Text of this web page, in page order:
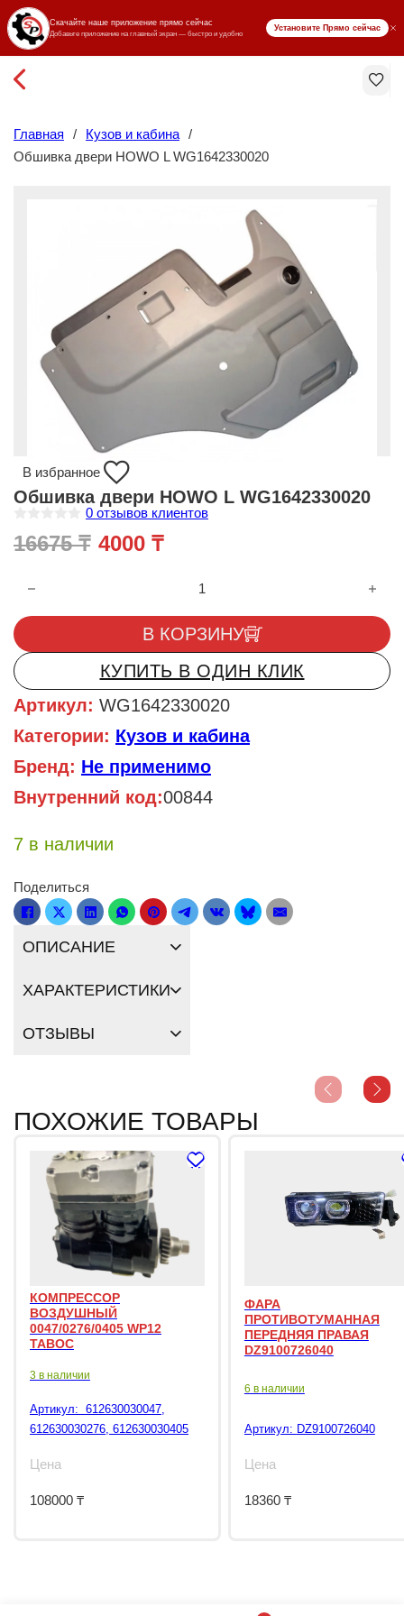
₸ KZT
Главная / Кузов и кабина /
Обшивка двери HOWO L WG1642330020
В избранное
Обшивка двери HOWO L WG1642330020
ц
е
и
з
5
0 отзывов клиентов
16675₸ Первоначальная цена
4000 ₸Текущая цена: 4000 ₸.
Количество товара Обшивка двери HOWO L WG1642330020
В КОРЗИНУ
КУПИТЬ В ОДИН КЛИК
Артикул: WG1642330020
Категории: Кузов и кабина
Бренд: Не применимо
Внутренний код:00844
7 в наличии
Поделиться
ОПИСАНИЕ
ХАРАКТЕРИСТИКИ
ОТЗЫВЫ
ПОХОЖИЕ ТОВАРЫ
КОМПРЕССОР
ВОЗДУШНЫЙ
0047/0276/0405 WP12
TABOC
3 в наличии
Артикул: 612630030047,
612630030276, 612630030405
Цена
108000 ₸
ФАРА
ПРОТИВОТУМАННАЯ
ПЕРЕДНЯЯ ПРАВАЯ
DZ9100726040
6 в наличии
Артикул: DZ9100726040
Цена
18360 ₸